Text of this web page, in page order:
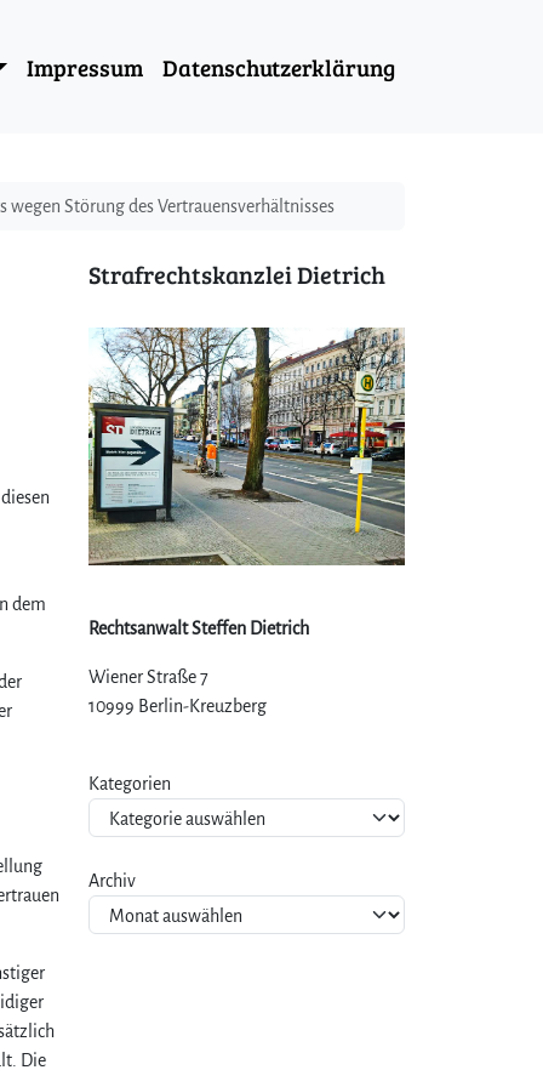
Impressum Datenschutzerklärung
wegen Störung des Vertrauensverhältnisses
dem
Die
Strafrechtskanzlei Dietrich
Rechtsanwalt Steffen Dietrich
Wiener Straße 7
10999 Berlin-Kreuzberg
Kategorien
Archiv